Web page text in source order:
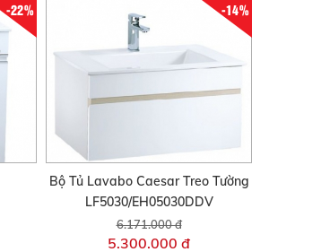
-22% -14%
Bộ Tủ Lavabo Caesar Treo Tường
LF5030/EH05030DDV
6.171.000 đ
5.300.000 đ